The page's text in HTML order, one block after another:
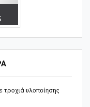
υλοποίησης